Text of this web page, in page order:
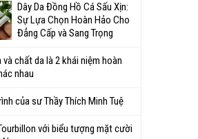
Dây Da Đồng Hồ Cá Sấu Xịn:
Sự Lựa Chọn Hoàn Hảo Cho
Đẳng Cấp và Sang Trọng
và chất da là 2 khái niệm hoàn
nhau
của sư Thầy Thích Minh Tuệ
với biểu tượng mặt cười